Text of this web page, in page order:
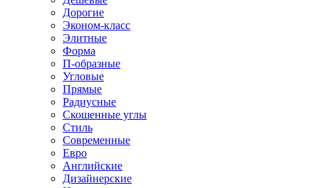
Дорогие
Эконом-класс
Элитные
Форма
П-образные
Угловые
Прямые
Радиусные
Скошенные углы
Стиль
Современные
Евро
Английские
Дизайнерские